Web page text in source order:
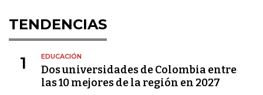
TENDENCIAS
1 EDUCACIÓN
Dos universidades de Colombia entre
las 10 mejores de la región en 2027